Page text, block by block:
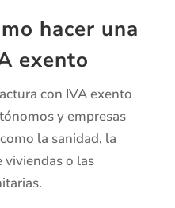
hacer una
exento
con IVA exento
y empresas
la sanidad, la
viviendas o las